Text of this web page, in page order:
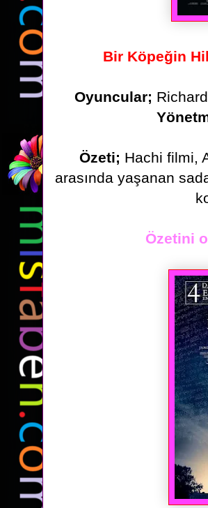
Bir Köpeğin
Oyuncular;
Özeti; Hachi filmi,
arasında yaşanan
Özetini